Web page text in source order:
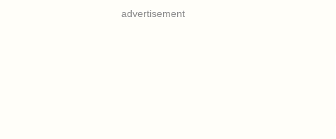
advertisement